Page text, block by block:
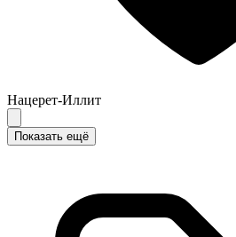
Нацерет-Иллит
Показать ещё